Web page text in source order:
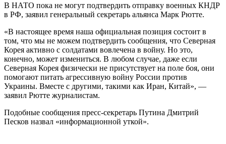
В НАТО пока не могут подтвердить отправку военных КНДР
в РФ, заявил генеральный секретарь альянса Марк Рютте.
«В настоящее время наша официальная позиция состоит в
том, что мы не можем подтвердить сообщения, что Северная
Корея активно с солдатами вовлечена в войну. Но это,
конечно, может измениться. В любом случае, даже если
Северная Корея физически не присутствует на поле боя, они
помогают питать агрессивную войну России против
Украины. Вместе с другими, такими как Иран, Китай», —
заявил Рютте журналистам.
Подобные сообщения пресс-секретарь Путина Дмитрий
Песков назвал «информационной уткой».